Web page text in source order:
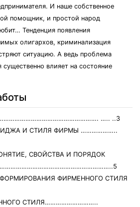
И наше собственное
помощник, и простой народ
Тенденция появления
олигархов, криминализация
ситуацию. А ведь проблема
влияет на состояние
….. ..3
И СТИЛЯ ФИРМЫ ………………..
СВОЙСТВА И ПОРЯДОК
ФИРМЕННОГО СТИЛЯ
СТИЛЯ………………………..